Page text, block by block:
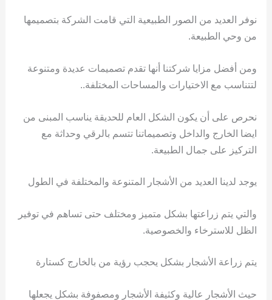
نوفر العديد من الصور الطبيعية التي قامت الشركة بتصميمها
من وحي الطبيعة.
ومن أفضل مزايا شركتنا أنها تقدم تصميمات عديدة ومتنوعة
لتتناسب مع الاختيارات والمساحات المختلفة..
نحرص على أن يكون الشكل العام للحديقة يناسب المبنى من
ايضا الخارج والداخل وتصميماتنا تتسم بالرقي وحداثة مع
التركيز على جمال الطبيعة.
يوجد لدينا العديد من الأشجار المتنوعة والمختلفة في الطول
والتي يتم زراعتها بشكل متميز ومختلف حتى تساهم في توفير
الظل للاسترخاء والخصوصية.
يتم زراعة الأشجار بشكل يحجب رؤية من بالخارج كستارة
حيث الأشجار عالية وكثيفة الأشجار ومصفوفة بشكل يجعلها